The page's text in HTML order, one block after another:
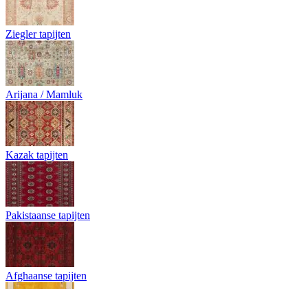
Ziegler tapijten
Arijana / Mamluk
Kazak tapijten
Pakistaanse tapijten
Afghaanse tapijten